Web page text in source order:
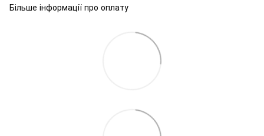
Більше інформації про оплату